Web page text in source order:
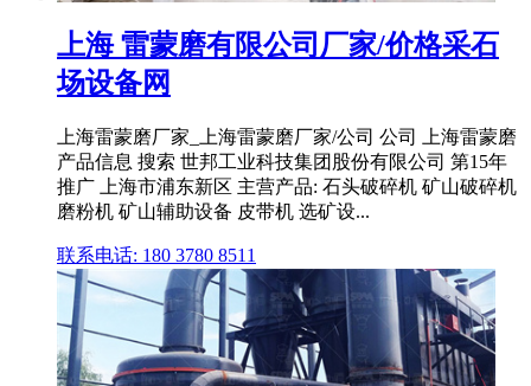
上海 雷蒙磨有限公司厂家/价格采石
场设备网
上海雷蒙磨厂家_上海雷蒙磨厂家/公司 公司 上海雷蒙磨
产品信息 搜索 世邦工业科技集团股份有限公司 第15年
推广 上海市浦东新区 主营产品: 石头破碎机 矿山破碎机
磨粉机 矿山辅助设备 皮带机 选矿设...
联系电话: 180 3780 8511